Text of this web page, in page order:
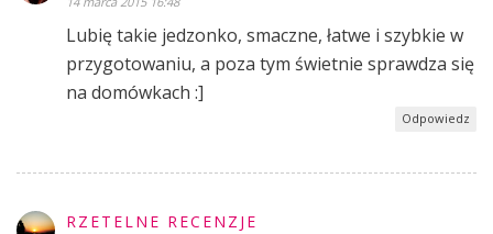
Lubię takie jedzonko, smaczne, łatwe i szybkie w
przygotowaniu, a poza tym świetnie sprawdza się
na domówkach :]
Odpowiedz
RZETELNE RECENZJE